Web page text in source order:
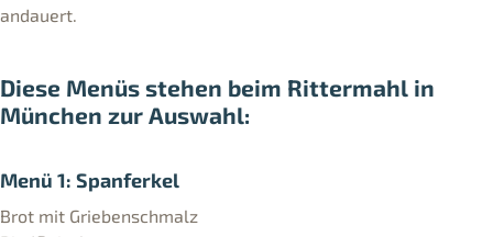
andauert.
Diese Menüs stehen beim Rittermahl in
München zur Auswahl:
Menü 1: Spanferkel
Brot mit Griebenschmalz